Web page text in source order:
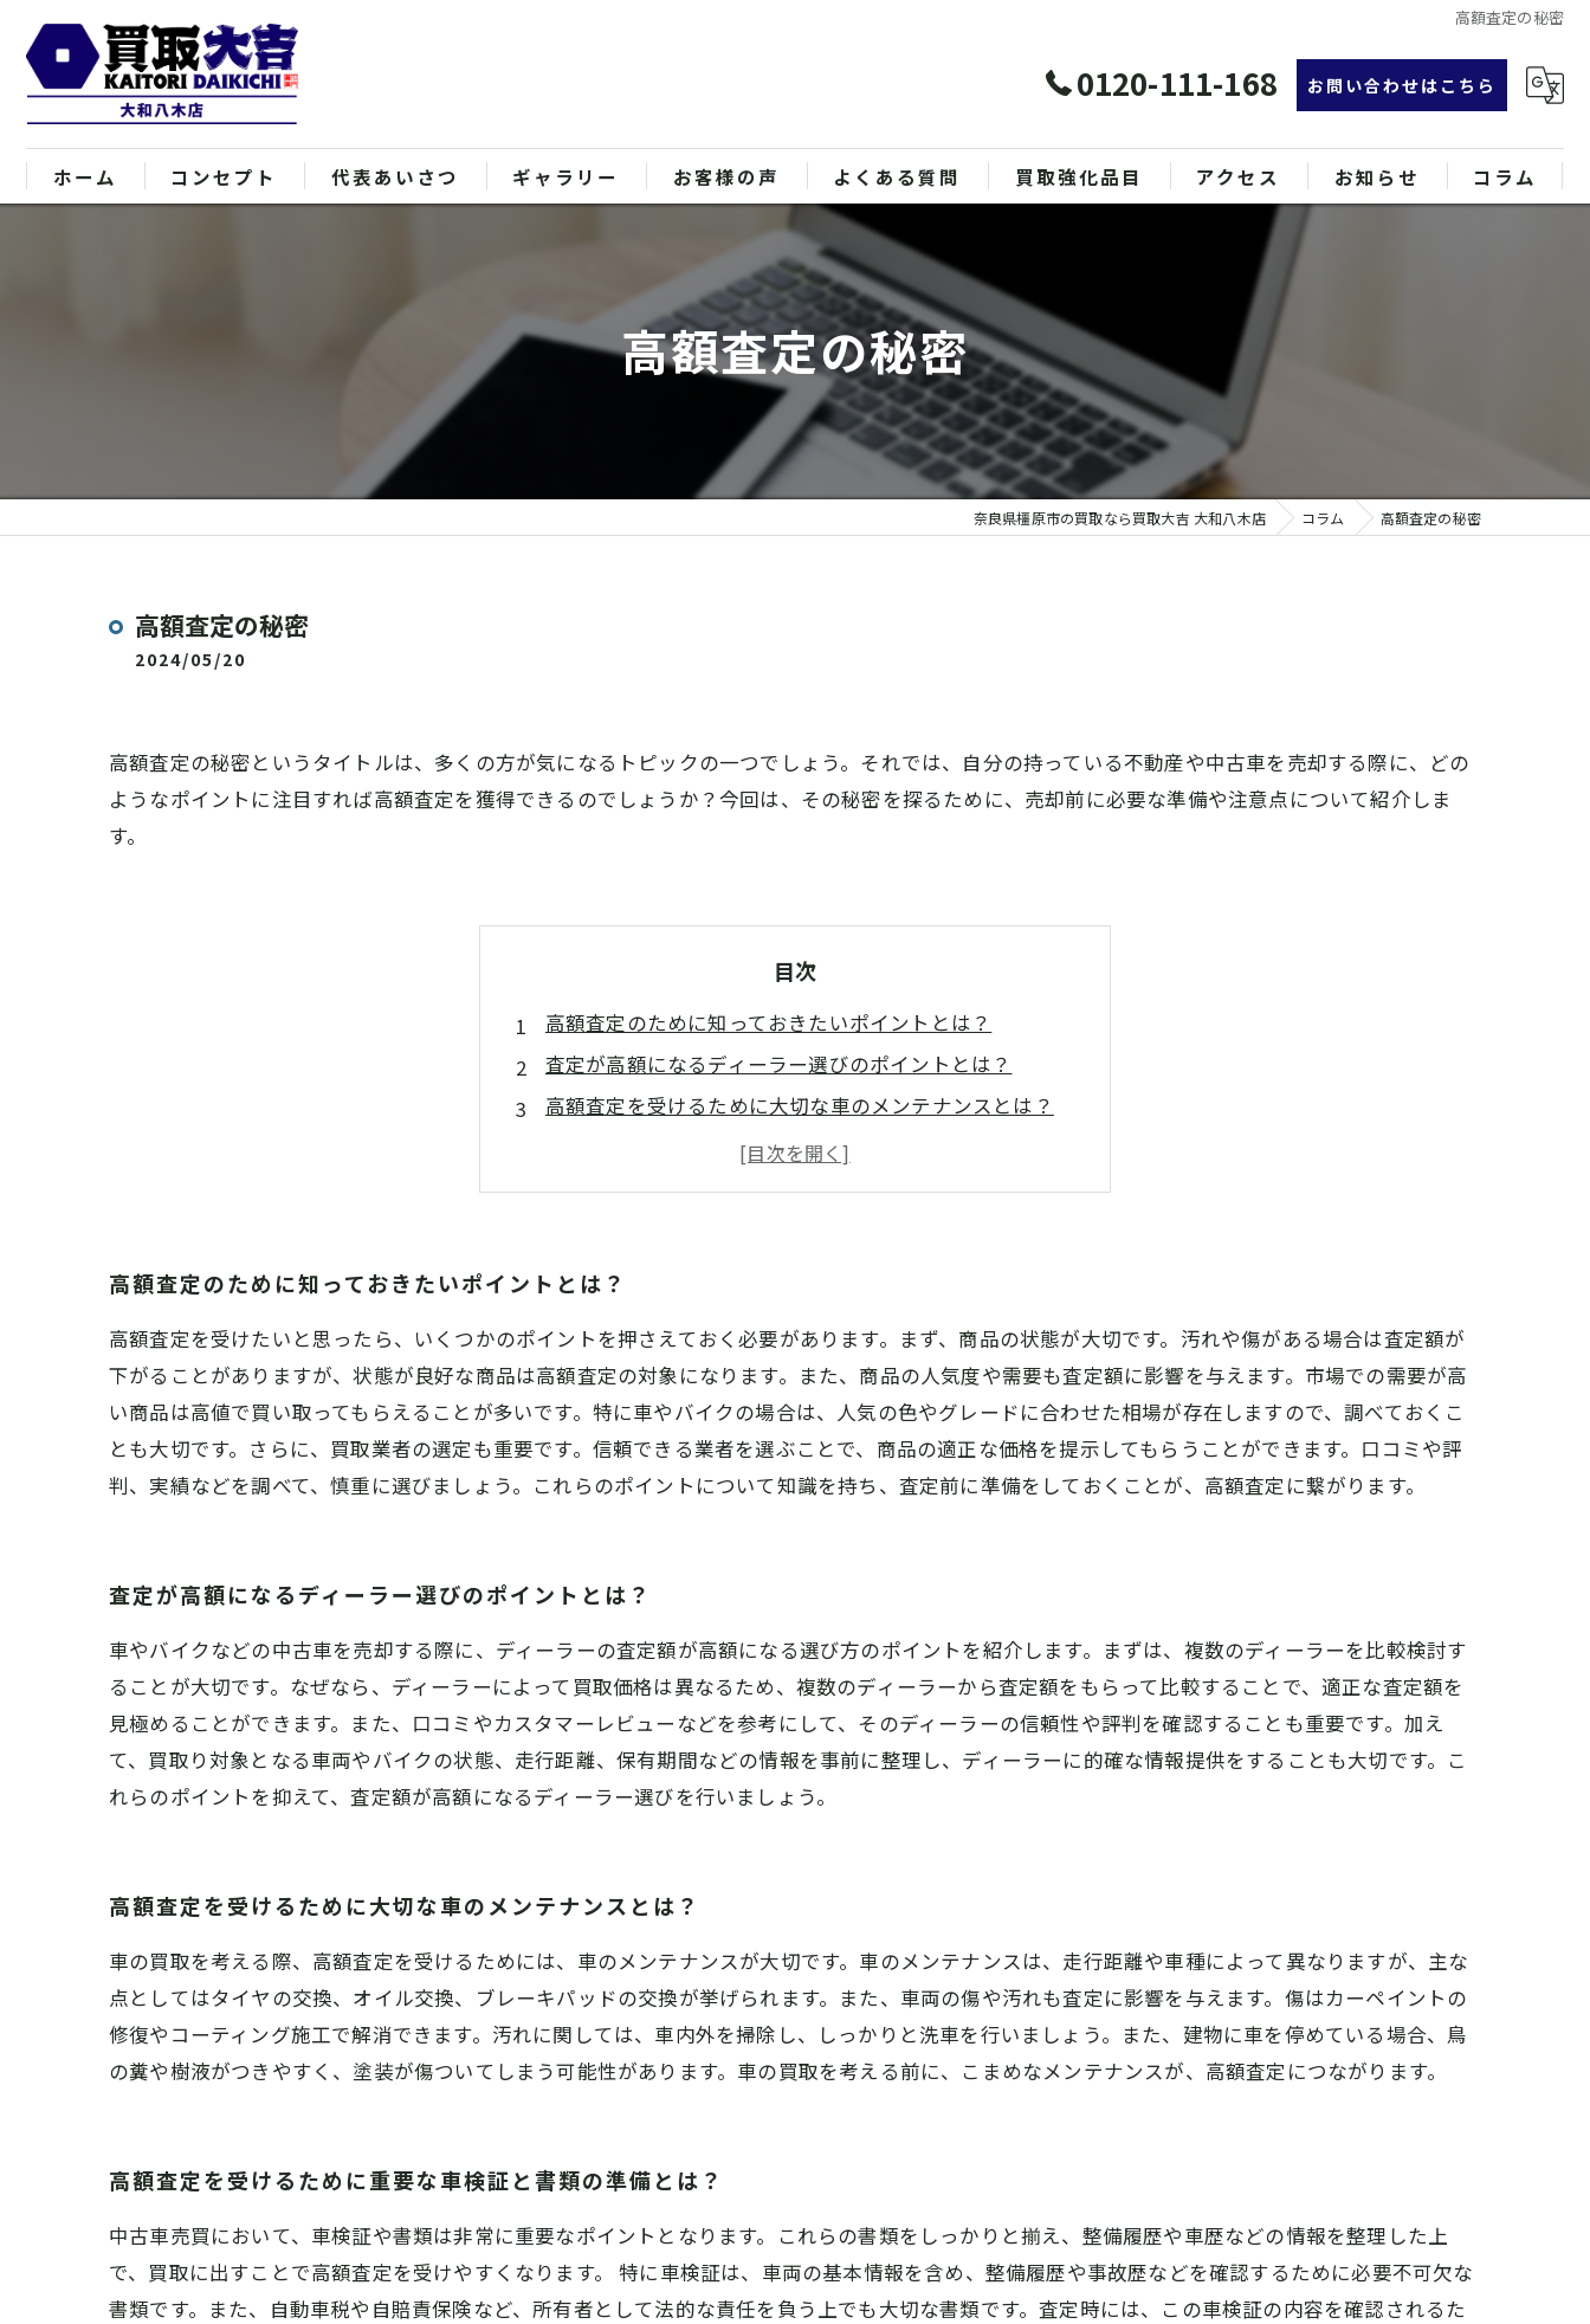
高額査定の秘密
0120-111-168 お問い合わせはこちら
ホーム コンセプト 代表あいさつ ギャラリー お客様の声 よくある質問 買取強化品目
ブランド品
貴金属
時計
金
アクセス お知らせ コラム
高額査定の秘密
奈良県橿原市の買取なら買取大吉 大和八木店 コラム 高額査定の秘密
高額査定の秘密
2024/05/20
高額査定の秘密というタイトルは、多くの方が気になるトピックの一つでしょう。それでは、自分の持っている不動産や中古車を売却する際に、どの
ようなポイントに注目すれば高額査定を獲得できるのでしょうか？今回は、その秘密を探るために、売却前に必要な準備や注意点について紹介しま
す。
目次
高額査定のために知っておきたいポイントとは？
査定が高額になるディーラー選びのポイントとは？
高額査定を受けるために大切な車のメンテナンスとは？
高額査定を受けるために重要な車検証と書類の準備とは？
高額査定のコツを知って、大満足の売却をしよう！
高額査定のために知っておきたいポイントとは？
高額査定を受けたいと思ったら、いくつかのポイントを押さえておく必要があります。まず、商品の状態が大切です。汚れや傷がある場合は査定額が
下がることがありますが、状態が良好な商品は高額査定の対象になります。また、商品の人気度や需要も査定額に影響を与えます。市場での需要が高
い商品は高値で買い取ってもらえることが多いです。特に車やバイクの場合は、人気の色やグレードに合わせた相場が存在しますので、調べておくこ
とも大切です。さらに、買取業者の選定も重要です。信頼できる業者を選ぶことで、商品の適正な価格を提示してもらうことができます。口コミや評
判、実績などを調べて、慎重に選びましょう。これらのポイントについて知識を持ち、査定前に準備をしておくことが、高額査定に繋がります。
査定が高額になるディーラー選びのポイントとは？
車やバイクなどの中古車を売却する際に、ディーラーの査定額が高額になる選び方のポイントを紹介します。まずは、複数のディーラーを比較検討す
ることが大切です。なぜなら、ディーラーによって買取価格は異なるため、複数のディーラーから査定額をもらって比較することで、適正な査定額を
見極めることができます。また、口コミやカスタマーレビューなどを参考にして、そのディーラーの信頼性や評判を確認することも重要です。加え
て、買取り対象となる車両やバイクの状態、走行距離、保有期間などの情報を事前に整理し、ディーラーに的確な情報提供をすることも大切です。こ
れらのポイントを抑えて、査定額が高額になるディーラー選びを行いましょう。
高額査定を受けるために大切な車のメンテナンスとは？
車の買取を考える際、高額査定を受けるためには、車のメンテナンスが大切です。車のメンテナンスは、走行距離や車種によって異なりますが、主な
点としてはタイヤの交換、オイル交換、ブレーキパッドの交換が挙げられます。また、車両の傷や汚れも査定に影響を与えます。傷はカーペイントの
修復やコーティング施工で解消できます。汚れに関しては、車内外を掃除し、しっかりと洗車を行いましょう。また、建物に車を停めている場合、鳥
の糞や樹液がつきやすく、塗装が傷ついてしまう可能性があります。車の買取を考える前に、こまめなメンテナンスが、高額査定につながります。
高額査定を受けるために重要な車検証と書類の準備とは？
中古車売買において、車検証や書類は非常に重要なポイントとなります。これらの書類をしっかりと揃え、整備履歴や車歴などの情報を整理した上
で、買取に出すことで高額査定を受けやすくなります。 特に車検証は、車両の基本情報を含め、整備履歴や事故歴などを確認するために必要不可欠な
書類です。また、自動車税や自賠責保険など、所有者として法的な責任を負う上でも大切な書類です。査定時には、この車検証の内容を確認されるた